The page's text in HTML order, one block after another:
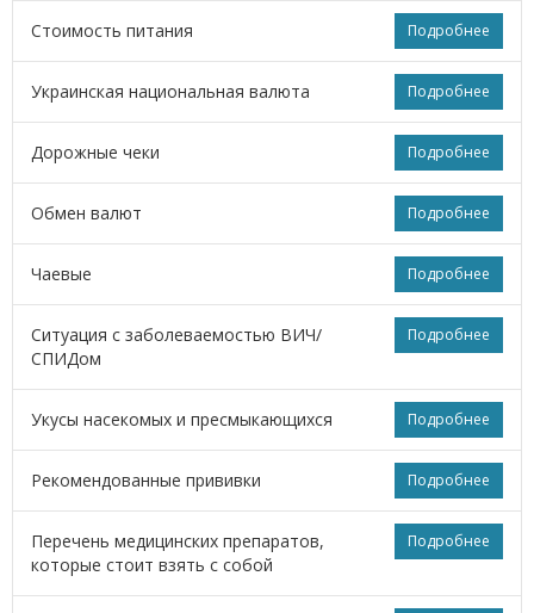
Подробнее
Стоимость питания
Подробнее
Украинская национальная валюта
Подробнее
Дорожные чеки
Подробнее
Обмен валют
Подробнее
Чаевые
Подробнее
Ситуация с заболеваемостью ВИЧ/
СПИДом
Подробнее
Укусы насекомых и пресмыкающихся
Подробнее
Рекомендованные прививки
Подробнее
Перечень медицинских препаратов,
которые стоит взять с собой